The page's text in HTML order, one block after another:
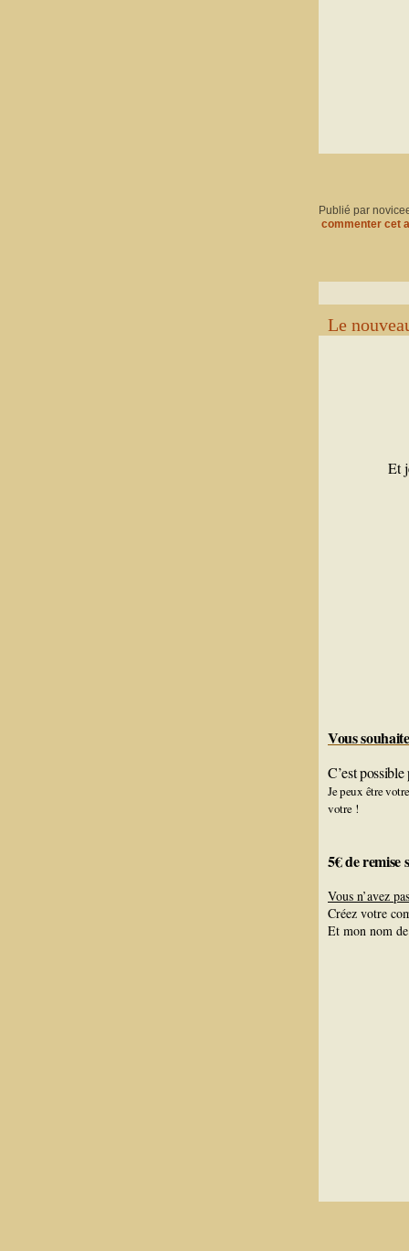
Publié par
commenter cet
Le
Et
Vous
C’est
Je peux être
votre !
5€ de
Vous n’avez
Créez votre
Et mon nom